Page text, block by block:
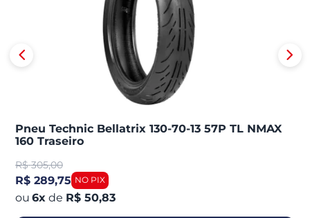
Pneu Technic Bellatrix 130-70-13 57P TL NMAX
160 Traseiro
R$ 305,00
R$ 289,75
6x de R$ 50,83